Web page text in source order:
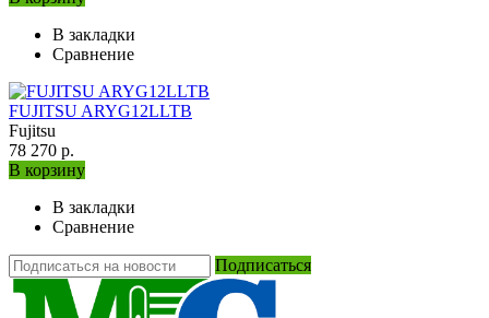
В закладки
Сравнение
FUJITSU ARYG12LLTB
Fujitsu
78 270 р.
В корзину
В закладки
Сравнение
Подписаться